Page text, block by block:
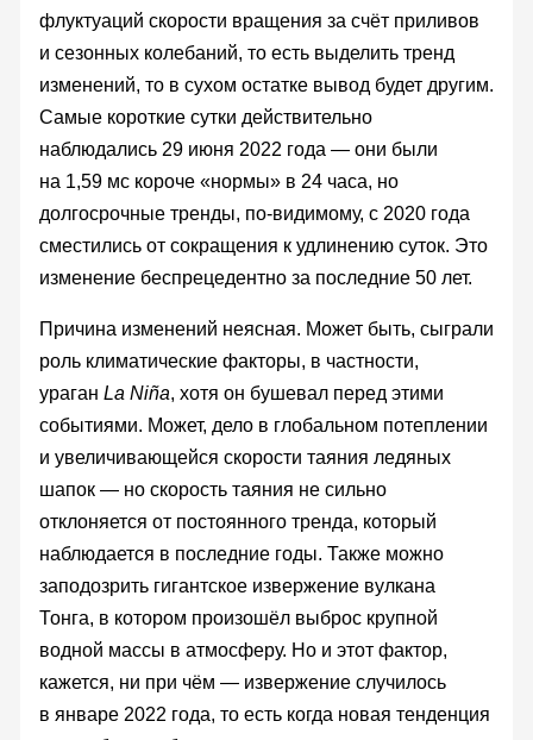
флуктуаций скорости вращения за счёт приливов
и сезонных колебаний, то есть выделить тренд
изменений, то в сухом остатке вывод будет другим.
Самые короткие сутки действительно
наблюдались 29 июня 2022 года — они были
на 1,59 мс короче «нормы» в 24 часа, но
долгосрочные тренды, по-видимому, с 2020 года
сместились от сокращения к удлинению суток. Это
изменение беспрецедентно за последние 50 лет.
Причина изменений неясная. Может быть, сыграли
роль климатические факторы, в частности,
ураган La Niña, хотя он бушевал перед этими
событиями. Может, дело в глобальном потеплении
и увеличивающейся скорости таяния ледяных
шапок — но скорость таяния не сильно
отклоняется от постоянного тренда, который
наблюдается в последние годы. Также можно
заподозрить гигантское извержение вулкана
Тонга, в котором произошёл выброс крупной
водной массы в атмосферу. Но и этот фактор,
кажется, ни при чём — извержение случилось
в январе 2022 года, то есть когда новая тенденция